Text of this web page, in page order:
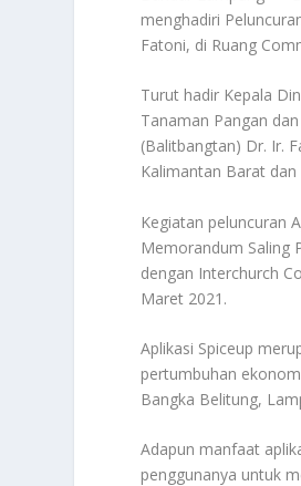
menghadiri
Fatoni, di Ruang
Turut hadir Kepala
Tanaman Pangan
(Balitbangtan) Dr. Ir.
Kalimantan Barat
Kegiatan peluncuran
Memorandum Saling
dengan Interchurch
Maret 2021.
Aplikasi Spiceup
pertumbuhan
Bangka Belitung,
Adapun manfaat
penggunanya untuk